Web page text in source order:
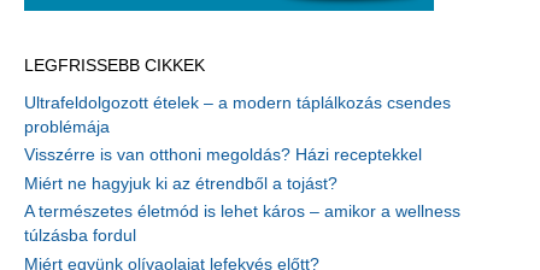
LEGFRISSEBB CIKKEK
Ultrafeldolgozott ételek – a modern táplálkozás csendes
problémája
Visszérre is van otthoni megoldás? Házi receptekkel
Miért ne hagyjuk ki az étrendből a tojást?
A természetes életmód is lehet káros – amikor a wellness
túlzásba fordul
Miért együnk olívaolajat lefekvés előtt?